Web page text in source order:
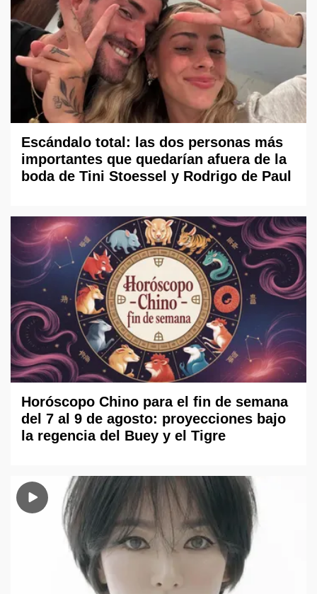
Escándalo total: las dos personas más
importantes que quedarían afuera de la
boda de Tini Stoessel y Rodrigo de Paul
Horóscopo Chino para el fin de semana
del 7 al 9 de agosto: proyecciones bajo
la regencia del Buey y el Tigre